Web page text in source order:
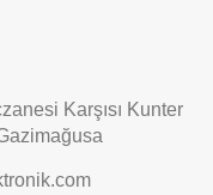
Karşısı Kunter